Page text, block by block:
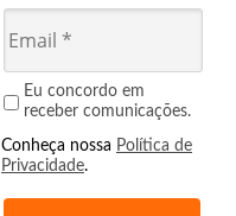
Eu concordo em
receber comunicações.
Conheça nossa Política de
Privacidade.